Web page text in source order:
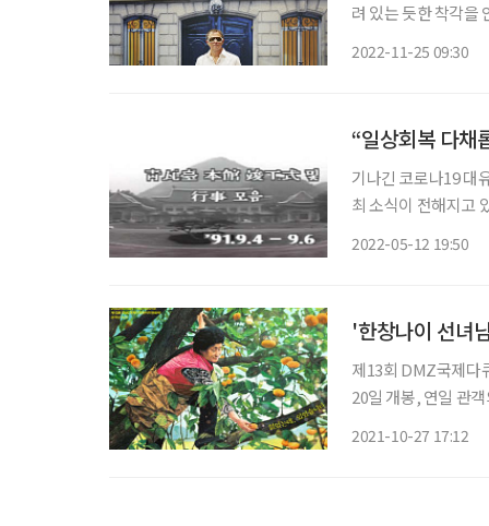
려 있는 듯한 착각을
2022-11-25 09:30
“일상회복 다채
기나긴 코로나19 대
최 소식이 전해지고
2022-05-12 19:50
'한창나이 선녀
제13회 DMZ국제다
20일 개봉, 연일 관
2021-10-27 17:12